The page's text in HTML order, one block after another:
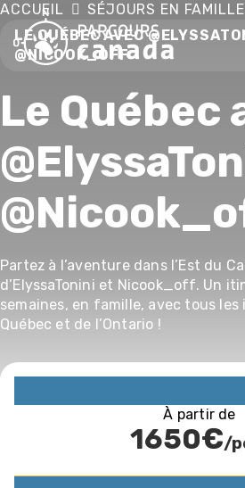
ACCUEIL
SÉJOURS EN FAMILLE
LE QUÉBEC AVEC
@NICOOK_OFF
Le Québec
Partez à l’aventure dans l’Est du
d’ElyssaTonini et Nicook_off. Un
semaines, en famille, avec tous
Québec et de l’Ontario !
À partir de
1650€/